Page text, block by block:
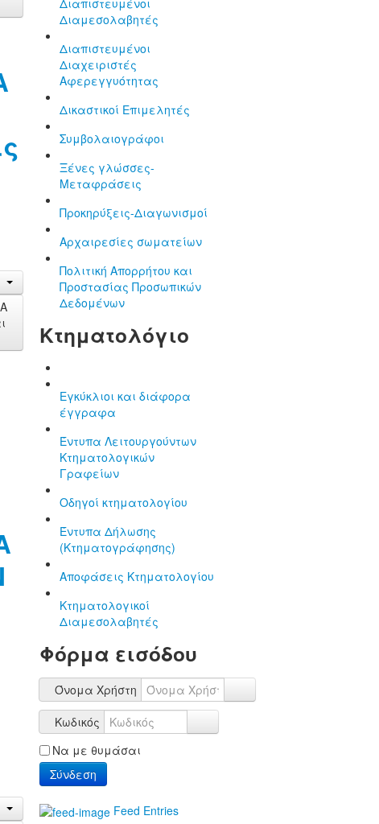
Διαπιστευμένοι
Διαμεσολαβητές
Διαπιστευμένοι
Διαχειριστές
Αφερεγγυότητας
Δικαστικοί Επιμελητές
Συμβολαιογράφοι
Ξένες γλώσσες-
Μεταφράσεις
Προκηρύξεις-Διαγωνισμοί
Αρχαιρεσίες σωματείων
Πολιτική Απορρήτου και
Προστασίας Προσωπικών
Δεδομένων
Κτηματολόγιο
Εγκύκλιοι και διάφορα
έγγραφα
Έντυπα Λειτουργούντων
Κτηματολογικών
Γραφείων
Οδηγοί κτηματολογίου
Έντυπα Δήλωσης
(Κτηματογράφησης)
Αποφάσεις Κτηματολογίου
Κτηματολογικοί
Διαμεσολαβητές
Φόρμα εισόδου
Όνομα Χρήστη
Κωδικός
Να με θυμάσαι
Σύνδεση
Feed Entries